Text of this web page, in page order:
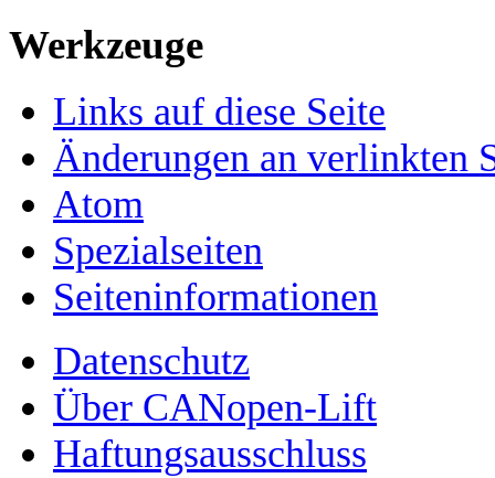
Werkzeuge
Links auf diese Seite
Änderungen an verlinkten
Atom
Spezialseiten
Seiten­­informationen
Datenschutz
Über CANopen-Lift
Haftungsausschluss